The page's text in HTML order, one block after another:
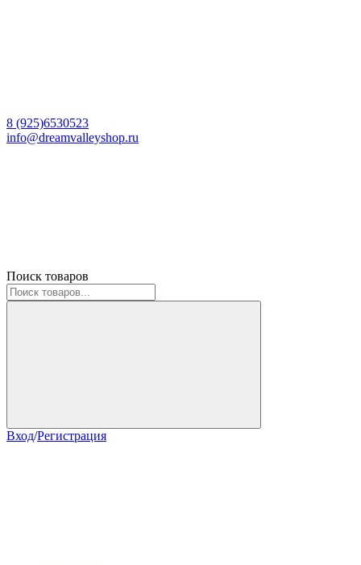
8 (925)6530523
info@dreamvalleyshop.ru
Поиск товаров
Вход/Регистрация